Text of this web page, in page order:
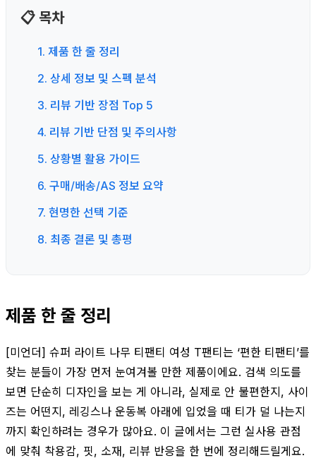
📋 목차
1. 제품 한 줄 정리
2. 상세 정보 및 스펙 분석
3. 리뷰 기반 장점 Top 5
4. 리뷰 기반 단점 및 주의사항
5. 상황별 활용 가이드
6. 구매/배송/AS 정보 요약
7. 현명한 선택 기준
8. 최종 결론 및 총평
제품 한 줄 정리
[미언더] 슈퍼 라이트 나무 티팬티 여성 T팬티는 ‘편한 티팬티’를
찾는 분들이 가장 먼저 눈여겨볼 만한 제품이에요. 검색 의도를
보면 단순히 디자인을 보는 게 아니라, 실제로 안 불편한지, 사이
즈는 어떤지, 레깅스나 운동복 아래에 입었을 때 티가 덜 나는지
까지 확인하려는 경우가 많아요. 이 글에서는 그런 실사용 관점
에 맞춰 착용감, 핏, 소재, 리뷰 반응을 한 번에 정리해드릴게요.